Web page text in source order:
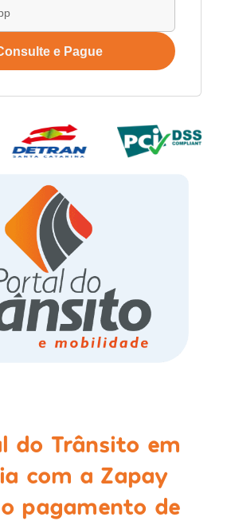
e Pague
do Trânsito em
com a Zapay
pagamento de